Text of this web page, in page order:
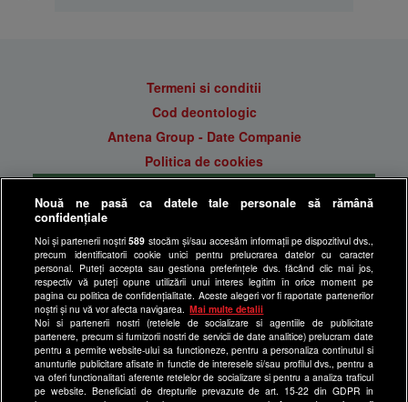
Termeni si conditii
Cod deontologic
Antena Group - Date Companie
Politica de cookies
Politica de confidentialitate
Anunturi gratuite pe Lajumate.ro
Ultimele Stiri
Program Happy Channel
Echipa editorială
Site-uri Antena Group
a1.ro
antenastars.ro
Nouă ne pasă ca datele tale personale să rămână
confidențiale
Noi și partenerii noștri589 stocăm și/sau accesăm informații pe dispozitivul dvs.,
precum identificatorii cookie unici pentru prelucrarea datelor cu caracter
personal. Puteți accepta sau gestiona preferințele dvs. făcând clic mai jos,
respectiv vă puteți opune utilizării unui interes legitim în orice moment pe
pagina cu politica de confidențialitate. Aceste alegeri vor fi raportate partenerilor
noștri și nu vă vor afecta navigarea.
Mai multe detalii
Noi si partenerii nostri (retelele de socializare si agentiile de publicitate
partenere, precum si furnizorii nostri de servicii de date analitice) prelucram date
pentru a permite website-ului sa functioneze, pentru a personaliza continutul si
anunturile publicitare afisate in functie de interesele si/sau profilul dvs., pentru a
va oferi functionalitati aferente retelelor de socializare si pentru a analiza traficul
pe website. Beneficiati de drepturile prevazute de art. 15-22 din GDPR in